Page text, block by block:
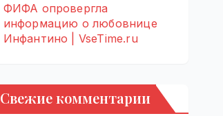
ФИФА опровергла
информацию о любовнице
Инфантино | VseTime.ru
Свежие комментарии